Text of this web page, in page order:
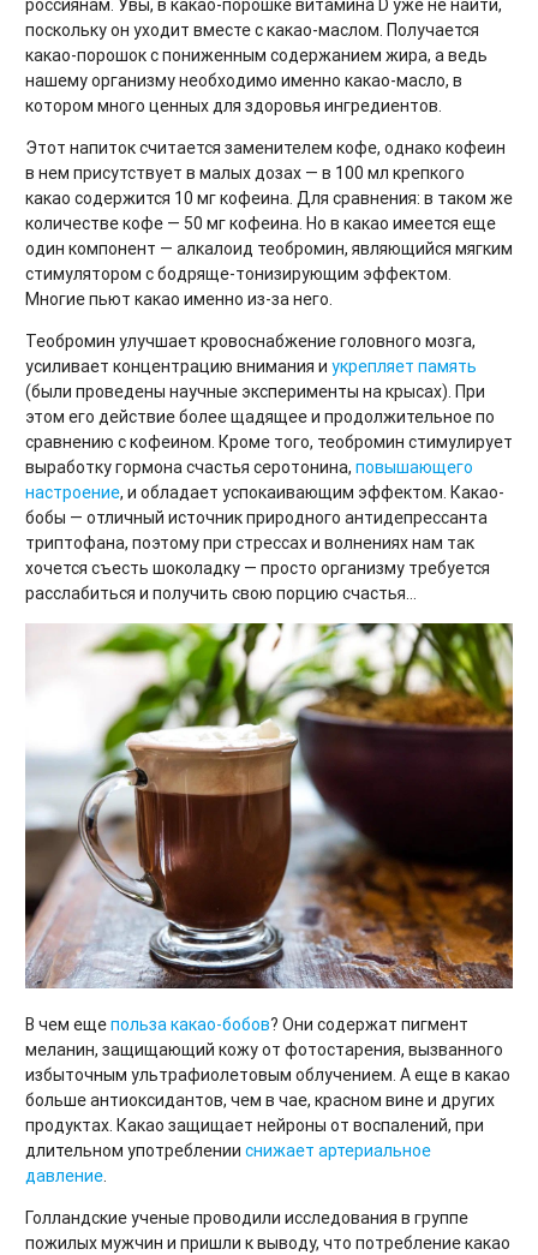
поскольку он уходит вместе с какао-маслом. Получается
какао-порошок с пониженным содержанием жира, а ведь
нашему организму необходимо именно какао-масло, в
котором много ценных для здоровья ингредиентов.
Этот напиток считается заменителем кофе, однако кофеин
в нем присутствует в малых дозах — в 100 мл крепкого
какао содержится 10 мг кофеина. Для сравнения: в таком же
количестве кофе — 50 мг кофеина. Но в какао имеется еще
один компонент — алкалоид теобромин, являющийся мягким
стимулятором с бодряще-тонизирующим эффектом.
Многие пьют какао именно из-за него.
Теобромин улучшает кровоснабжение головного мозга,
усиливает концентрацию внимания и укрепляет память
(были проведены научные эксперименты на крысах). При
этом его действие более щадящее и продолжительное по
сравнению с кофеином. Кроме того, теобромин стимулирует
выработку гормона счастья серотонина, повышающего
настроение, и обладает успокаивающим эффектом. Какао-
бобы — отличный источник природного антидепрессанта
триптофана, поэтому при стрессах и волнениях нам так
хочется съесть шоколадку — просто организму требуется
расслабиться и получить свою порцию счастья…
В чем ещепольза какао-бобов? Они содержат пигмент
меланин, защищающий кожу от фотостарения, вызванного
избыточным ультрафиолетовым облучением. А еще в какао
больше антиоксидантов, чем в чае, красном вине и других
продуктах. Какао защищает нейроны от воспалений, при
длительном употреблении снижает артериальное
давление.
Голландские ученые проводили исследования в группе
пожилых мужчин и пришли к выводу, что потребление какао